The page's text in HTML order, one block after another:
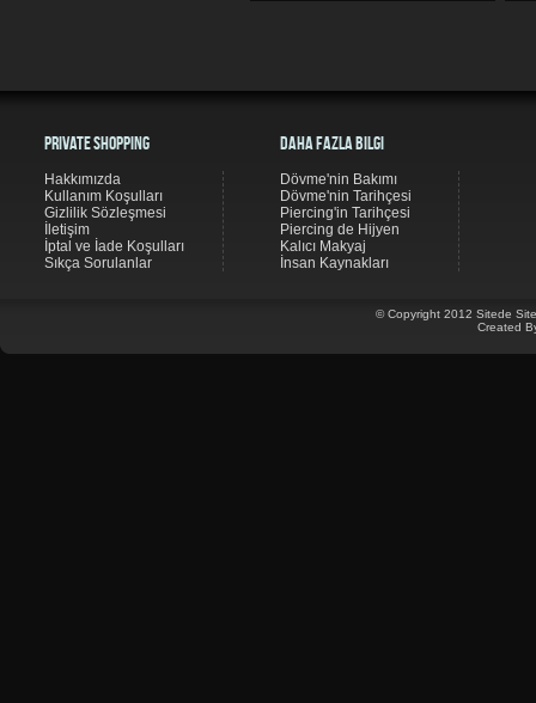
Private Shopping
Hakkımızda
Kullanım Koşulları
Gizlilik Sözleşmesi
İletişim
İptal ve İade Koşulları
Sıkça Sorulanlar
© Copyright 2012 Sitede
Created
Daha Fazla Bilgi
Dövme'nin Bakımı
Dövme'nin Tarihçesi
Piercing'in Tarihçesi
Piercing de Hijyen
Kalıcı Makyaj
İnsan Kaynakları